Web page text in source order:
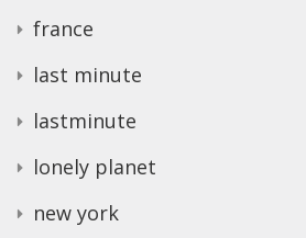
france
last minute
lastminute
lonely planet
new york